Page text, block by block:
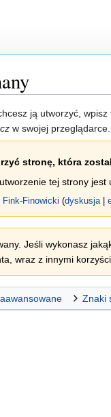
ją utworzyć,
w swojej przeglądarce.
stronę, która
tej strony
Fink-Finowicki dyskusja
Jeśli wykonasz
wraz z innymi
Znaki